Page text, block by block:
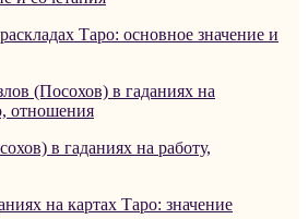
Таро: основное значение и
в гаданиях на работу,